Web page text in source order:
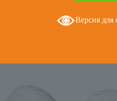
Версия для